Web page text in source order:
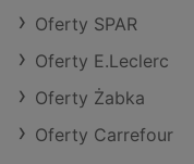
Oferty SPAR
Oferty E.Leclerc
Oferty Żabka
Oferty Carrefour